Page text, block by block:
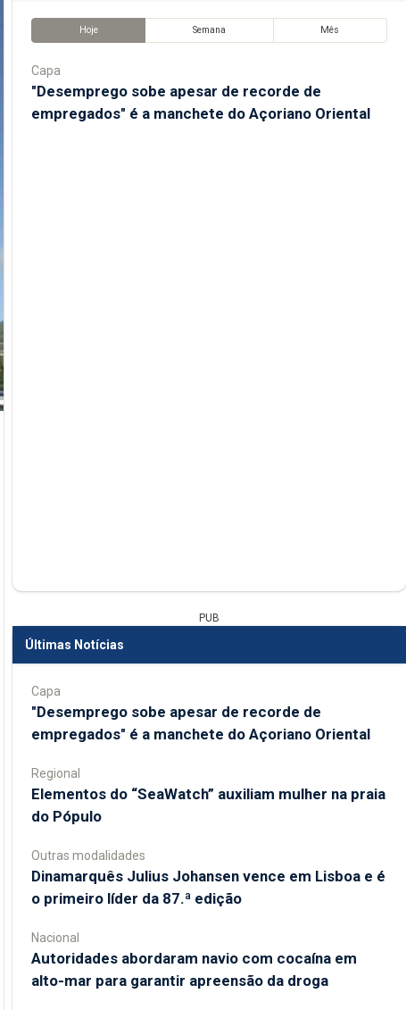
Hoje Semana Mês
Capa
"Desemprego sobe apesar de recorde de
empregados" é a manchete do Açoriano Oriental
PUB
Últimas Notícias
Capa
"Desemprego sobe apesar de recorde de
empregados" é a manchete do Açoriano Oriental
Regional
​Elementos do “SeaWatch” auxiliam mulher na praia
do Pópulo
Outras modalidades
Dinamarquês Julius Johansen vence em Lisboa e é
o primeiro líder da 87.ª edição
Nacional
Autoridades abordaram navio com cocaína em
alto-mar para garantir apreensão da droga